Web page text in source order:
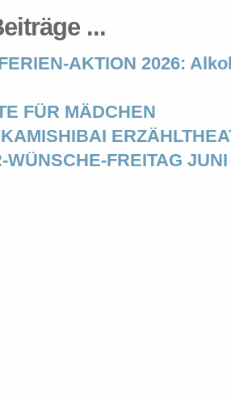
...
AKTION 2026:
FÜR MÄDCHEN
WÜNSCHE-FREITAG